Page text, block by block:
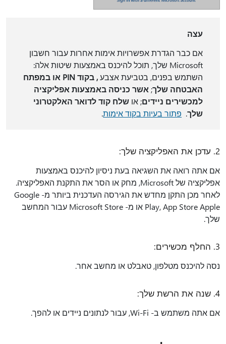
עצה
אם כבר הגדרת אפשרויות אימות אחרות עבור חשבון
Microsoft שלך, תוכל להיכנס באמצעות שיטות אלה:
השתמש בפנים, בטביעת אצבע
, בקוד PIN או במפתח
האבטחה שלך; אשר כניסה באמצעות אפליקציה
למכשירים ניידים; או שלח קוד לדואר האלקטרוני
שלך. פתור בעיות בקוד אימות.
2. עדכן את האפליקציה שלך:
אם אתה רואה את השגיאה בעת ניסיון להיכנס באמצעות
אפליקציה של Microsoft, מחק או הסר את התקנת האפליקציה.
לאחר מכן התקן מחדש את הגירסה העדכנית ביותר מ- Google
Play, App Store Apple או מ- Microsoft Store עבור המחשב
שלך.
3. החלף מכשירים:
נסה להיכנס מטלפון, טאבלט או מחשב אחר.
4. שנה את הרשת שלך:
אם אתה משתמש ב- Wi-Fi, עבור לנתונים ניידים או להפך.